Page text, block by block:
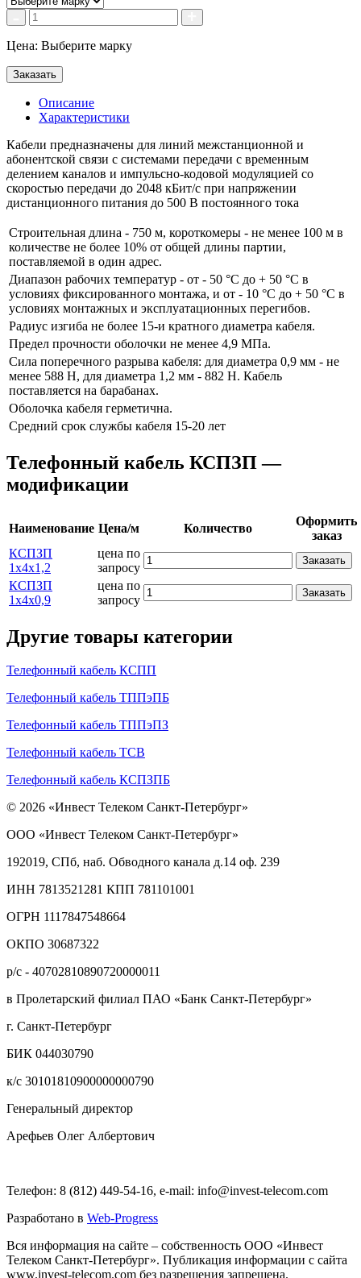
Цена: Выберите марку
Заказать
Описание
Характеристики
Кабели предназначены для линий межстанционной и
абонентской связи с сиcтемами передачи с временным
делением каналов и импульсно-кодовой модуляцией со
скоростью передачи до 2048 кБит/с при напряжении
дистанционного питания до 500 В постоянного тока
Строительная длина - 750 м, короткомеры - не менее 100 м в
количестве не более 10% от общей длины партии,
поставляемой в один адрес.
Диапазон рабочих температур - от - 50 °С до + 50 °С в
условиях фиксированного монтажа, и от - 10 °С до + 50 °С в
условиях монтажных и эксплуатационных перегибов.
Радиус изгиба не более 15-и кратного диаметра кабеля.
Предел прочности оболочки не менее 4,9 МПа.
Сила поперечного разрыва кабеля: для диаметра 0,9 мм - не
менее 588 Н, для диаметра 1,2 мм - 882 Н. Кабель
поставляется на барабанах.
Оболочка кабеля герметична.
Средний срок службы кабеля 15-20 лет
Телефонный кабель КСПЗП —
модификации
Наименование Цена/м Количество
Оформить
заказ
КСПЗП
1х4х1,2
цена по
запросу
Заказать
КСПЗП
1х4х0,9
цена по
запросу
Заказать
Другие товары категории
Телефонный кабель КСПП
Телефонный кабель ТППэПБ
Телефонный кабель ТППэПЗ
Телефонный кабель ТСВ
Телефонный кабель КСПЗПБ
© 2026 «Инвест Телеком Санкт-Петербург»
ООО «Инвест Телеком Санкт-Петербург»
192019, СПб, наб. Обводного канала д.14 оф. 239
ИНН 7813521281 КПП 781101001
ОГРН 1117847548664
ОКПО 30687322
р/с - 40702810890720000011
в Пролетарский филиал ПАО «Банк Санкт-Петербург»
г. Санкт-Петербург
БИК 044030790
к/с 30101810900000000790
Генеральный директор
Арефьев Олег Албертович
Телефон: 8 (812) 449-54-16, e-mail: info@invest-telecom.com
Разработано в Web-Progress
Вся информация на сайте – собственность ООО «Инвест
Телеком Санкт-Петербург». Публикация информации с сайта
www.invest-telecom.com без разрешения запрещена.